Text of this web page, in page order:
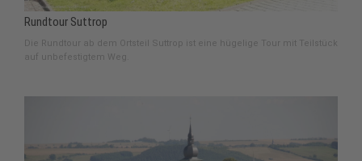
Rundtour Suttrop
Die Rundtour ab dem Ortsteil Suttrop ist eine hügelige Tour mit Teilstück
auf unbefestigtem Weg.